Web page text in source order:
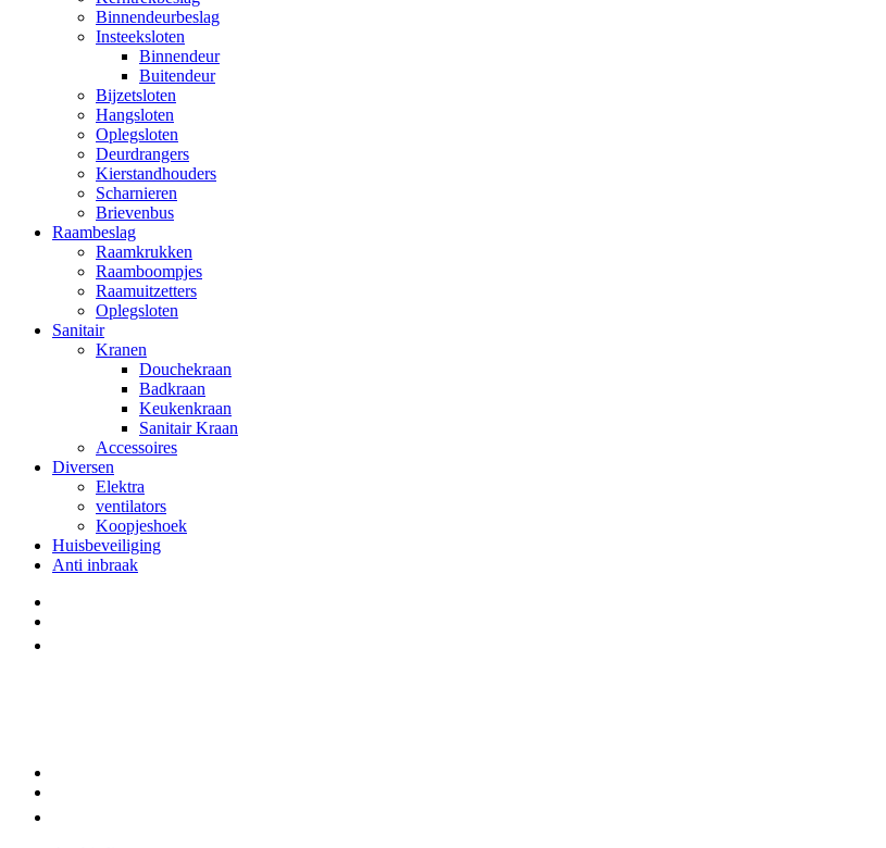
Binnendeurbeslag
Insteeksloten
Binnendeur
Buitendeur
Bijzetsloten
Hangsloten
Oplegsloten
Deurdrangers
Kierstandhouders
Scharnieren
Brievenbus
Raambeslag
Raamkrukken
Raamboompjes
Raamuitzetters
Oplegsloten
Sanitair
Kranen
Douchekraan
Badkraan
Keukenkraan
Sanitair Kraan
Accessoires
Diversen
Elektra
ventilators
Koopjeshoek
Huisbeveiliging
Anti inbraak